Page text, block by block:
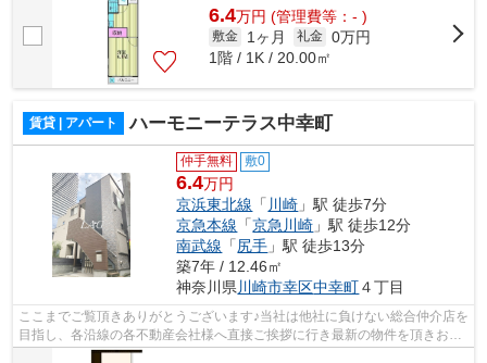
6.4万円 (管理費等：- )
敷金 1ヶ月 礼金 0万円
1階 / 1K / 20.00㎡
賃貸 | アパート ハーモニーテラス中幸町
仲手無料 敷0
6.4万円
京浜東北線 「 川崎 」駅 徒歩7分
京急本線 「京急川崎 」駅 徒歩12分
南武線 「尻手 」駅 徒歩13分
築7年 / 12.46㎡
神奈川県 川崎市幸区中幸町４丁目
ここまでご覧頂きありがとうございます♪当社は他社に負けない総合仲介店を
目指し、各沿線の各不動産会社様へ直接ご挨拶に行き最新の物件を頂きお客
様へ提供しております！最新の情報は...